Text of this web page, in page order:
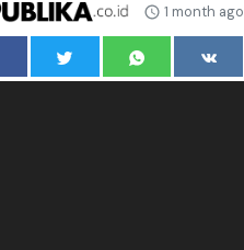
1 month ago